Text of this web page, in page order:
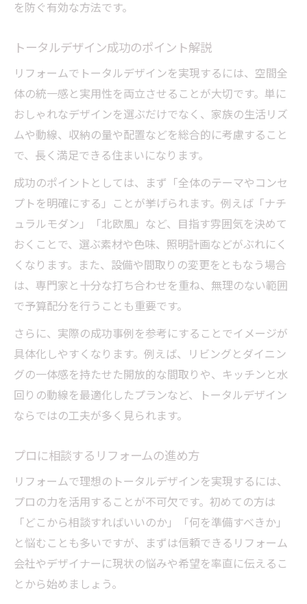
を防ぐ有効な方法です。
トータルデザイン成功のポイント解説
リフォームでトータルデザインを実現するには、空間全
体の統一感と実用性を両立させることが大切です。単に
おしゃれなデザインを選ぶだけでなく、家族の生活リズ
ムや動線、収納の量や配置などを総合的に考慮すること
で、長く満足できる住まいになります。
成功のポイントとしては、まず「全体のテーマやコンセ
プトを明確にする」ことが挙げられます。例えば「ナチ
ュラルモダン」「北欧風」など、目指す雰囲気を決めて
おくことで、選ぶ素材や色味、照明計画などがぶれにく
くなります。また、設備や間取りの変更をともなう場合
は、専門家と十分な打ち合わせを重ね、無理のない範囲
で予算配分を行うことも重要です。
さらに、実際の成功事例を参考にすることでイメージが
具体化しやすくなります。例えば、リビングとダイニン
グの一体感を持たせた開放的な間取りや、キッチンと水
回りの動線を最適化したプランなど、トータルデザイン
ならではの工夫が多く見られます。
プロに相談するリフォームの進め方
リフォームで理想のトータルデザインを実現するには、
プロの力を活用することが不可欠です。初めての方は
「どこから相談すればいいのか」「何を準備すべきか」
と悩むことも多いですが、まずは信頼できるリフォーム
会社やデザイナーに現状の悩みや希望を率直に伝えるこ
とから始めましょう。